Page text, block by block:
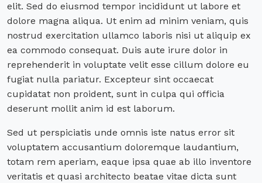
elit. Sed do eiusmod tempor incididunt ut labore et
dolore magna aliqua. Ut enim ad minim veniam, quis
nostrud exercitation ullamco laboris nisi ut aliquip ex
ea commodo consequat. Duis aute irure dolor in
reprehenderit in voluptate velit esse cillum dolore eu
fugiat nulla pariatur. Excepteur sint occaecat
cupidatat non proident, sunt in culpa qui officia
deserunt mollit anim id est laborum.
Sed ut perspiciatis unde omnis iste natus error sit
voluptatem accusantium doloremque laudantium,
totam rem aperiam, eaque ipsa quae ab illo inventore
veritatis et quasi architecto beatae vitae dicta sunt